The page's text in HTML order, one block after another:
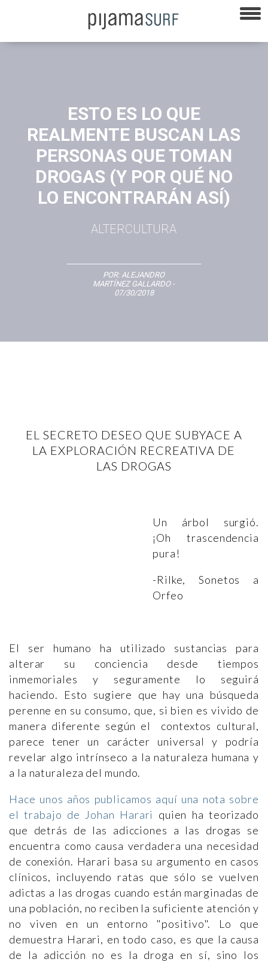
ESTO ES LO QUE
REALMENTE BUSCAN LAS
PERSONAS QUE TOMAN
DROGAS (Y POR QUÉ NO
LO ENCONTRARÁN ASÍ)
ALTERCULTURA
POR: ALEJANDRO
MARTÍNEZ GALLARDO-
07/30/2018
EL SECRETO DESEO QUE SUBYACE A
LA EXPLORACIÓN RECREATIVA DE
LAS DROGAS
Un árbol surgió.
¡Oh trascendencia
pura!
-Rilke, Sonetos a
Orfeo
El ser humano ha utilizado sustancias para
alterar su conciencia desde tiempos
inmemoriales y seguramente lo seguirá
haciendo. Esto sugiere que hay una búsqueda
perenne en su consumo, que, si bien es vivido de
manera diferente según el contextos cultural,
parece tener un carácter universal y podría
revelar algo intrínseco a la naturaleza humana y
a la naturaleza del mundo.
Hace unos años publicamos aquí una nota sobre
el trabajo de Johan Harari quien ha teorizado
que detrás de las adicciones a las drogas se
encuentra como causa verdadera una necesidad
de conexión. Harari basa su argumento en casos
clínicos, incluyendo ratas que sólo se vuelven
adictas a las drogas cuando están marginadas de
una población, no reciben la suficiente atención y
no viven en un entorno "positivo". Lo que
demuestra Harari, en todo caso, es que la causa
de la adicción no es la droga en sí, sino los